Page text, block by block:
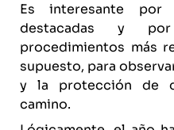
Es interesante por
destacadas y
procedimientos más
supuesto, para
y la protección de
camino.